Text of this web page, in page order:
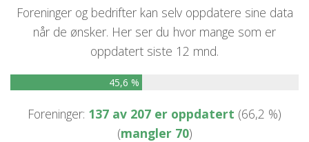
Foreninger og bedrifter kan selv oppdatere sine data
når de ønsker. Her ser du hvor mange som er
oppdatert siste 12 mnd.
45,6 %
Foreninger: 137 av 207 er oppdatert (66,2 %)
(mangler 70)